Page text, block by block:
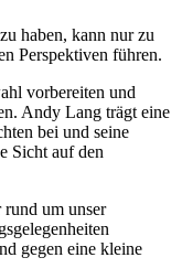
haben, kann nur zu
Perspektiven führen.
vorbereiten und
Andy Lang trägt eine
bei und seine
Sicht auf den
um unser
gegen eine kleine